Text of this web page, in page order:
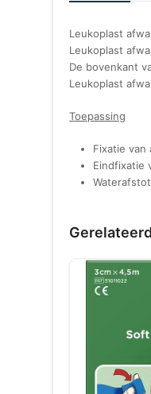
Leukoplast
Leukoplast
De bovenkant
Leukoplast
Toepassing
Fixatie
Eindfixatie